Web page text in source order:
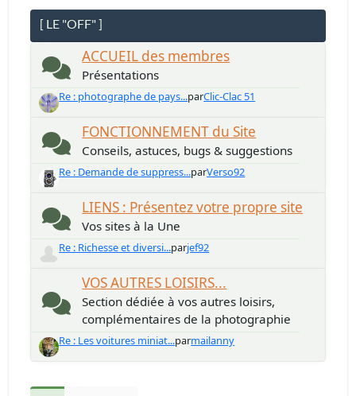
[ LE "OFF" ]
ACCUEIL des membres
Présentations
Re : photographe de pays...parClic-Clac 51
FONCTIONNEMENT du Site
Conseils, astuces, bugs & suggestions
Re : Demande de suppress...parVerso92
LIENS : Présentez votre propre site
Vos sites à la Une
Re : Richesse et diversi...parjef92
VOS AUTRES LOISIRS...
Section dédiée à vos autres loisirs,
complémentaires de la photographie
Re : Les voitures miniat...parmailanny